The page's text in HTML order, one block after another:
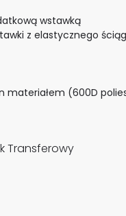
wstawką
z elastycznego
materiałem (600D
Transferowy